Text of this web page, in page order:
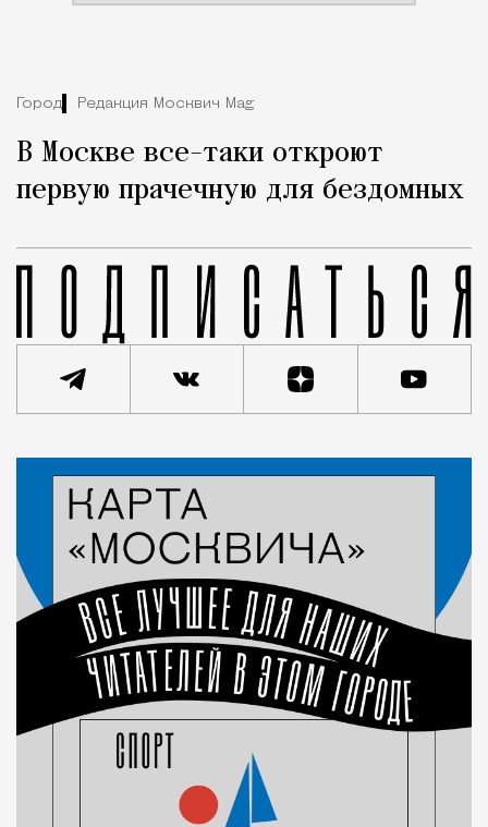
Город Редакция Москвич Mag
В Москве все-таки откроют
первую прачечную для бездомных